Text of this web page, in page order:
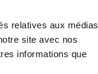
relatives aux médias
site avec nos
informations que